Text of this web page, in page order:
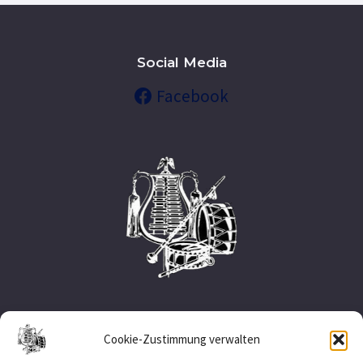
Cookie-Zustimmung verwalten
Social Media
Facebook
Nützliche Links